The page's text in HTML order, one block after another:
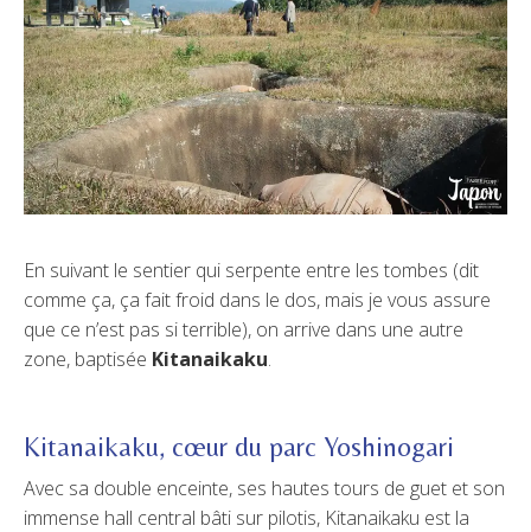
En suivant le sentier qui serpente entre les tombes (dit
comme ça, ça fait froid dans le dos, mais je vous assure
que ce n’est pas si terrible), on arrive dans une autre
zone, baptisée Kitanaikaku.
Kitanaikaku, cœur du parc Yoshinogari
Avec sa double enceinte, ses hautes tours de guet et son
immense hall central bâti sur pilotis, Kitanaikaku est la